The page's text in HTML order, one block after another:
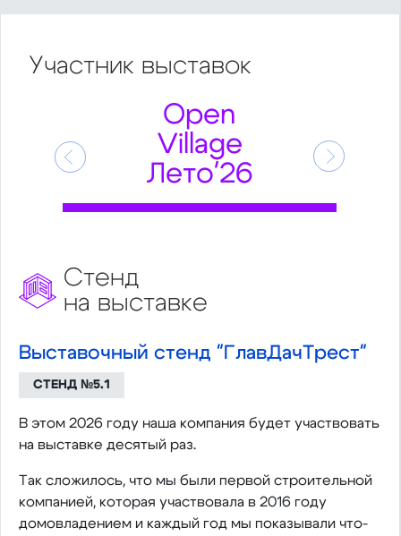
Участник выставок
Open
Village
Лето'26
Предыдущий
Стенд
на выставке
Выставочный стенд "ГлавДачТрест"
СТЕНД №5.1
В этом 2026 году наша компания будет участвовать
на выставке десятый раз.
Так сложилось, что мы были первой строительной
компанией, которая участвовала в 2016 году
домовладением и каждый год мы показывали что-